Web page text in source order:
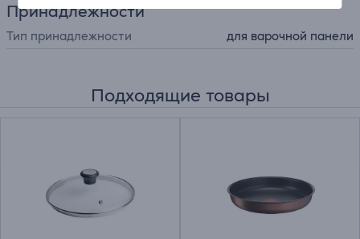
Принадлежности
Тип принадлежности для варочной панели
Подходящие товары